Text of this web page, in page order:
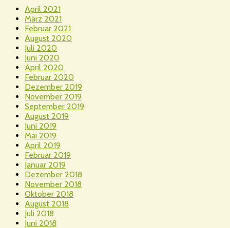
April 2021
März 2021
Februar 2021
August 2020
Juli 2020
Juni 2020
April 2020
Februar 2020
Dezember 2019
November 2019
September 2019
August 2019
Juni 2019
Mai 2019
April 2019
Februar 2019
Januar 2019
Dezember 2018
November 2018
Oktober 2018
August 2018
Juli 2018
Juni 2018